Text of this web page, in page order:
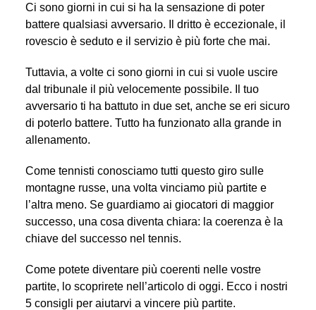
Ci sono giorni in cui si ha la sensazione di poter
battere qualsiasi avversario. Il dritto è eccezionale, il
rovescio è seduto e il servizio è più forte che mai.
Tuttavia, a volte ci sono giorni in cui si vuole uscire
dal tribunale il più velocemente possibile. Il tuo
avversario ti ha battuto in due set, anche se eri sicuro
di poterlo battere. Tutto ha funzionato alla grande in
allenamento.
Come tennisti conosciamo tutti questo giro sulle
montagne russe, una volta vinciamo più partite e
l’altra meno. Se guardiamo ai giocatori di maggior
successo, una cosa diventa chiara: la coerenza è la
chiave del successo nel tennis.
Come potete diventare più coerenti nelle vostre
partite, lo scoprirete nell’articolo di oggi. Ecco i nostri
5 consigli per aiutarvi a vincere più partite.